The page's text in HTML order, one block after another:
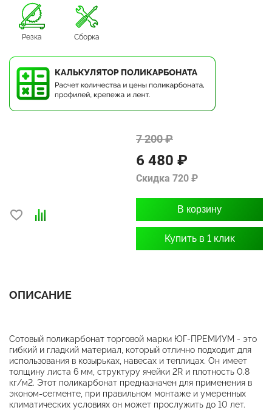
Резка Сборка
7 200 ₽
6 480 ₽
Скидка 720 ₽
В корзину
Купить в 1 клик
ОПИСАНИЕ
Сотовый поликарбонат торговой марки ЮГ-ПРЕМИУМ - это
гибкий и гладкий материал, который отлично подходит для
использования в козырьках, навесах и теплицах. Он имеет
толщину листа 6 мм, структуру ячейки 2R и плотность 0.8
кг/м2. Этот поликарбонат предназначен для применения в
эконом-сегменте, при правильном монтаже и умеренных
климатических условиях он может прослужить до 10 лет.